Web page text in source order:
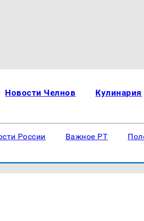
Новости Челнов Кулинария
России Важное РТ